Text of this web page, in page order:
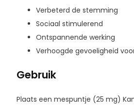
Verbeterd de stemming
Sociaal stimulerend
Ontspannende werking
Verhoogde gevoeligheid
Gebruik
Plaats een mespuntje (25 mg)